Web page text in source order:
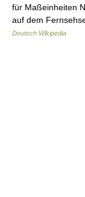
für Maßeinheiten
auf dem
Deutsch Wikipedia